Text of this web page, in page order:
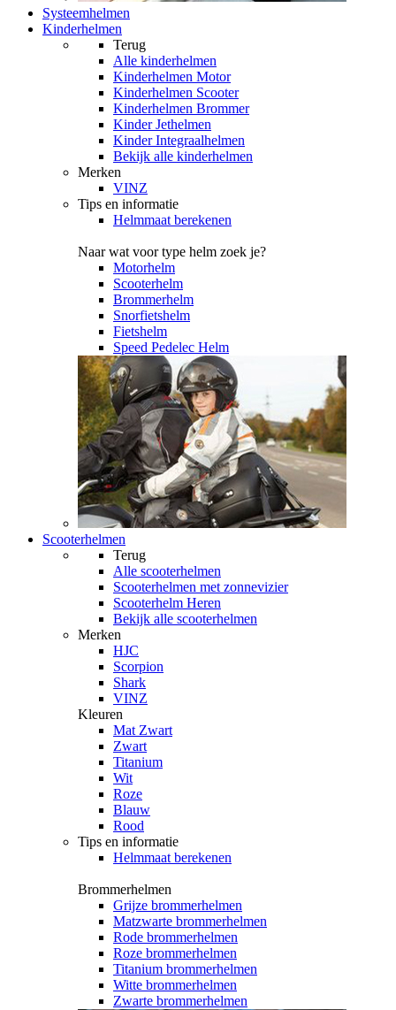
Systeemhelmen
Kinderhelmen
Terug
Alle kinderhelmen
Kinderhelmen Motor
Kinderhelmen Scooter
Kinderhelmen Brommer
Kinder Jethelmen
Kinder Integraalhelmen
Bekijk alle kinderhelmen
Merken
VINZ
Tips en informatie
Helmmaat berekenen
Naar wat voor type helm zoek je?
Motorhelm
Scooterhelm
Brommerhelm
Snorfietshelm
Fietshelm
Speed Pedelec Helm
Scooterhelmen
Terug
Alle scooterhelmen
Scooterhelmen met zonnevizier
Scooterhelm Heren
Bekijk alle scooterhelmen
Merken
HJC
Scorpion
Shark
VINZ
Kleuren
Mat Zwart
Zwart
Titanium
Wit
Roze
Blauw
Rood
Tips en informatie
Helmmaat berekenen
Brommerhelmen
Grijze brommerhelmen
Matzwarte brommerhelmen
Rode brommerhelmen
Roze brommerhelmen
Titanium brommerhelmen
Witte brommerhelmen
Zwarte brommerhelmen